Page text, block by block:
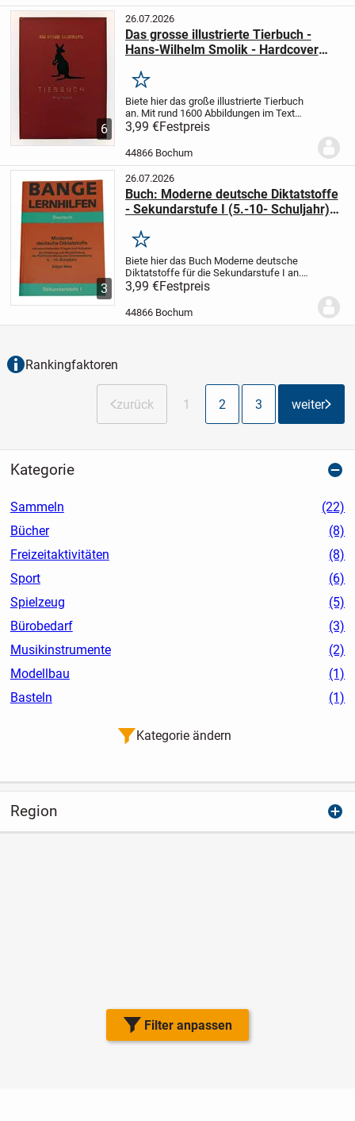
Filter anpassen
6
26.07.2026
Das grosse illustrierte Tierbuch -
Hans-Wilhelm Smolik - Hardcover
Merken
Biete hier das große illustrierte Tierbuch
an.Mit rund 1600 Abbildungen im Text
und auf 32 farbigen und 32 einfarbigen
Das Buch hat einen festen
Einband mit Goldprägung.
3,99 €Festpreis
44866 Bochum
3
26.07.2026
Buch: Moderne deutsche Diktatstoffe
- Sekundarstufe I (5.-10- Schuljahr)
Merken
Biete hier das Buch Moderne deutsche
Diktatstoffe für die Sekundarstufe I an.
Das Buch stammt aus meiner Schulzeit
und wird nicht mehr benötigt. Es eignet
sich für Schülerinnen und Schüler der...
3,99 €Festpreis
44866 Bochum
Rankingfaktoren
zurück 1 2 3 weiter
Kategorie
Sammeln
(22)
Bücher
(8)
Freizeitaktivitäten
(8)
Sport
(6)
Spielzeug
(5)
Bürobedarf
(3)
Musikinstrumente
(2)
Modellbau
(1)
Basteln
(1)
Kategorie ändern
Region